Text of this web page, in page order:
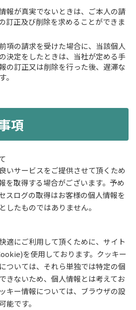
報が真実でないときは、ご本人の請
訂正及び削除を求めることができま
項の請求を受けた場合に、当該個人
決定をしたときは、当社が定める手
の訂正又は削除を行った後、遅滞な
。
項
いサービスをご提供させて頂くため
を取得する場合がございます。予め
スログの取得はお客様の個人情報を
したものではありません。
適にご利用して頂くために、サイト
を使用しております。クッキー
ついては、それら単独では特定の個
きないため、個人情報とは考えてお
キー情報については、ブラウザの設
能です。